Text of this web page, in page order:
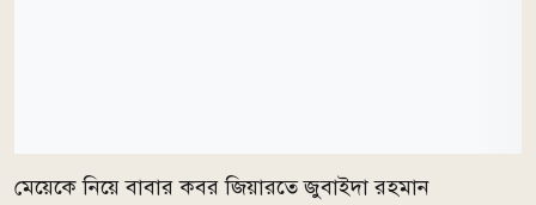
মেয়েকে নিয়ে বাবার কবর জিয়ারতে জুবাইদা রহমান